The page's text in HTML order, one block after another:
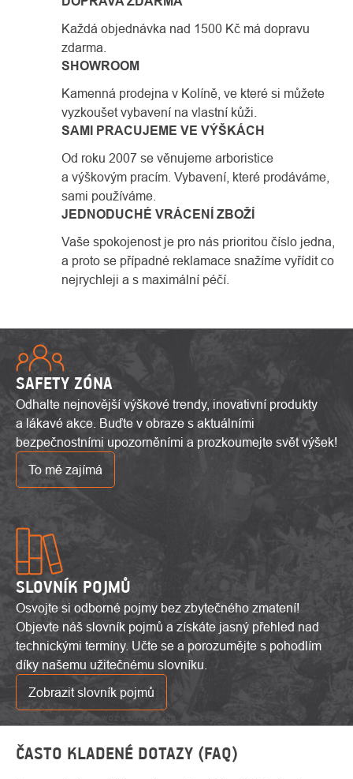
Každá objednávka nad 1500 Kč má dopravu
zdarma.
SHOWROOM
Kamenná prodejna v Kolíně, ve které si můžete
vyzkoušet vybavení na vlastní kůži.
SAMI PRACUJEME VE VÝŠKÁCH
Od roku 2007 se věnujeme arboristice
a výškovým pracím. Vybavení, které prodáváme,
sami používáme.
JEDNODUCHÉ VRÁCENÍ ZBOŽÍ
Vaše spokojenost je pro nás prioritou číslo jedna,
a proto se případné reklamace snažíme vyřídit co
nejrychleji a s maximální péčí.
SAFETY ZÓNA
Odhalte nejnovější výškové trendy, inovativní produkty
a lákavé akce. Buďte v obraze s aktuálními
bezpečnostními upozorněními a prozkoumejte svět výšek!
To mě zajímá
SLOVNÍK POJMŮ
Osvojte si odborné pojmy bez zbytečného zmatení!
Objevte náš slovník pojmů a získáte jasný přehled nad
technickými termíny. Učte se a porozumějte s pohodlím
díky našemu užitečnému slovníku.
Zobrazit slovník pojmů
ČASTO KLADENÉ DOTAZY (FAQ)